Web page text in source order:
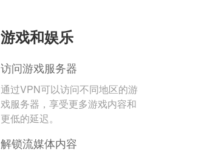
游戏和娱乐
访问游戏服务器
通过VPN可以访问不同地区的游
戏服务器，享受更多游戏内容和
更低的延迟。
解锁流媒体内容